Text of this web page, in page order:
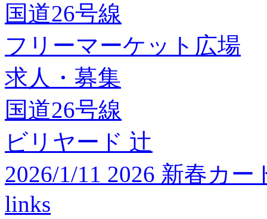
国道26号線
フリーマーケット広場
求人・募集
国道26号線
ビリヤード 辻
2026/1/11 2026 新春カ
links